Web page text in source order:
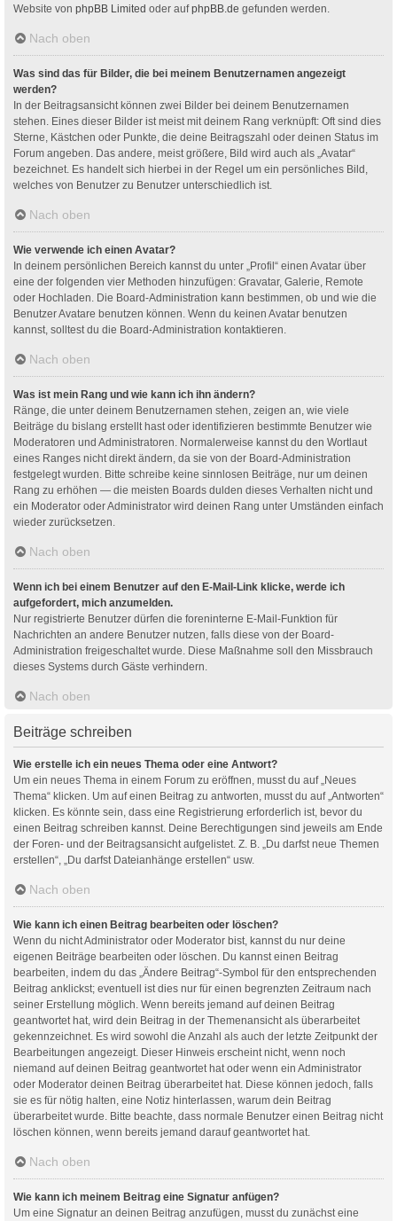
Website von phpBB Limited oder aufphpBB.de gefunden werden.
Nach oben
Was sind das für Bilder, die bei meinem Benutzernamen angezeigt
werden?
In der Beitragsansicht können zwei Bilder bei deinem Benutzernamen
stehen. Eines dieser Bilder ist meist mit deinem Rang verknüpft: Oft sind dies
Sterne, Kästchen oder Punkte, die deine Beitragszahl oder deinen Status im
Forum angeben. Das andere, meist größere, Bild wird auch als „Avatar“
bezeichnet. Es handelt sich hierbei in der Regel um ein persönliches Bild,
welches von Benutzer zu Benutzer unterschiedlich ist.
Nach oben
Wie verwende ich einen Avatar?
In deinem persönlichen Bereich kannst du unter „Profil“ einen Avatar über
eine der folgenden vier Methoden hinzufügen: Gravatar, Galerie, Remote
oder Hochladen. Die Board-Administration kann bestimmen, ob und wie die
Benutzer Avatare benutzen können. Wenn du keinen Avatar benutzen
kannst, solltest du die Board-Administration kontaktieren.
Nach oben
Was ist mein Rang und wie kann ich ihn ändern?
Ränge, die unter deinem Benutzernamen stehen, zeigen an, wie viele
Beiträge du bislang erstellt hast oder identifizieren bestimmte Benutzer wie
Moderatoren und Administratoren. Normalerweise kannst du den Wortlaut
eines Ranges nicht direkt ändern, da sie von der Board-Administration
festgelegt wurden. Bitte schreibe keine sinnlosen Beiträge, nur um deinen
Rang zu erhöhen — die meisten Boards dulden dieses Verhalten nicht und
ein Moderator oder Administrator wird deinen Rang unter Umständen einfach
wieder zurücksetzen.
Nach oben
Wenn ich bei einem Benutzer auf den E-Mail-Link klicke, werde ich
aufgefordert, mich anzumelden.
Nur registrierte Benutzer dürfen die foreninterne E-Mail-Funktion für
Nachrichten an andere Benutzer nutzen, falls diese von der Board-
Administration freigeschaltet wurde. Diese Maßnahme soll den Missbrauch
dieses Systems durch Gäste verhindern.
Nach oben
Beiträge schreiben
Wie erstelle ich ein neues Thema oder eine Antwort?
Um ein neues Thema in einem Forum zu eröffnen, musst du auf „Neues
Thema“ klicken. Um auf einen Beitrag zu antworten, musst du auf „Antworten“
klicken. Es könnte sein, dass eine Registrierung erforderlich ist, bevor du
einen Beitrag schreiben kannst. Deine Berechtigungen sind jeweils am Ende
der Foren- und der Beitragsansicht aufgelistet. Z. B. „Du darfst neue Themen
erstellen“, „Du darfst Dateianhänge erstellen“ usw.
Nach oben
Wie kann ich einen Beitrag bearbeiten oder löschen?
Wenn du nicht Administrator oder Moderator bist, kannst du nur deine
eigenen Beiträge bearbeiten oder löschen. Du kannst einen Beitrag
bearbeiten, indem du das „Ändere Beitrag“-Symbol für den entsprechenden
Beitrag anklickst; eventuell ist dies nur für einen begrenzten Zeitraum nach
seiner Erstellung möglich. Wenn bereits jemand auf deinen Beitrag
geantwortet hat, wird dein Beitrag in der Themenansicht als überarbeitet
gekennzeichnet. Es wird sowohl die Anzahl als auch der letzte Zeitpunkt der
Bearbeitungen angezeigt. Dieser Hinweis erscheint nicht, wenn noch
niemand auf deinen Beitrag geantwortet hat oder wenn ein Administrator
oder Moderator deinen Beitrag überarbeitet hat. Diese können jedoch, falls
sie es für nötig halten, eine Notiz hinterlassen, warum dein Beitrag
überarbeitet wurde. Bitte beachte, dass normale Benutzer einen Beitrag nicht
löschen können, wenn bereits jemand darauf geantwortet hat.
Nach oben
Wie kann ich meinem Beitrag eine Signatur anfügen?
Um eine Signatur an deinen Beitrag anzufügen, musst du zunächst eine